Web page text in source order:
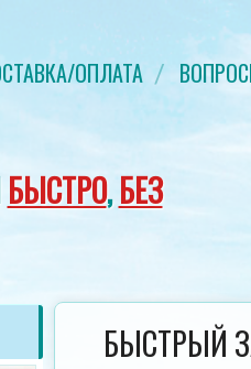
ОПЛАТА
БЫСТРО,БЕЗ
УДОСТОВЕРЕНИЕ О
БЫСТРЫЙ